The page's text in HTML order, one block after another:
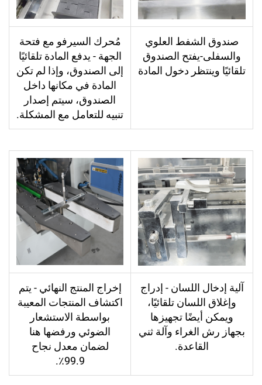
صندوق الشفط العلوي
والسفلی-يفتح الصندوق
تلقائيًا وينتظر دخول المادة
مُحرك السيرفو مع فتحة
الجهة - يدفع المادة تلقائيًا
إلى الصندوق، وإذا لم تكن
المادة في مكانها داخل
الصندوق، سيتم إصدار
تنبيه للتعامل مع المشكلة.
آلية إدخال اللسان - إدراج
وإغلاق اللسان تلقائيًا،
ويمكن أيضًا تجهيزها
بجهاز رش الغراء وآلة ثني
القاعدة.
إخراج المنتج النهائي - يتم
اكتشاف المنتجات المعيبة
بواسطة الاستشعار
الضوئي ورفضها هنا
لضمان معدل نجاح
99.9٪.